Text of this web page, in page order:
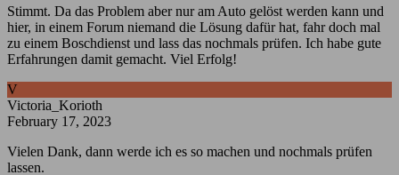
Stimmt. Da das Problem aber nur am Auto gelöst werden kann und
hier, in einem Forum niemand die Lösung dafür hat, fahr doch mal
zu einem Boschdienst und lass das nochmals prüfen. Ich habe gute
Erfahrungen damit gemacht. Viel Erfolg!
V
Victoria_Korioth
February 17, 2023
Vielen Dank, dann werde ich es so machen und nochmals prüfen
lassen.